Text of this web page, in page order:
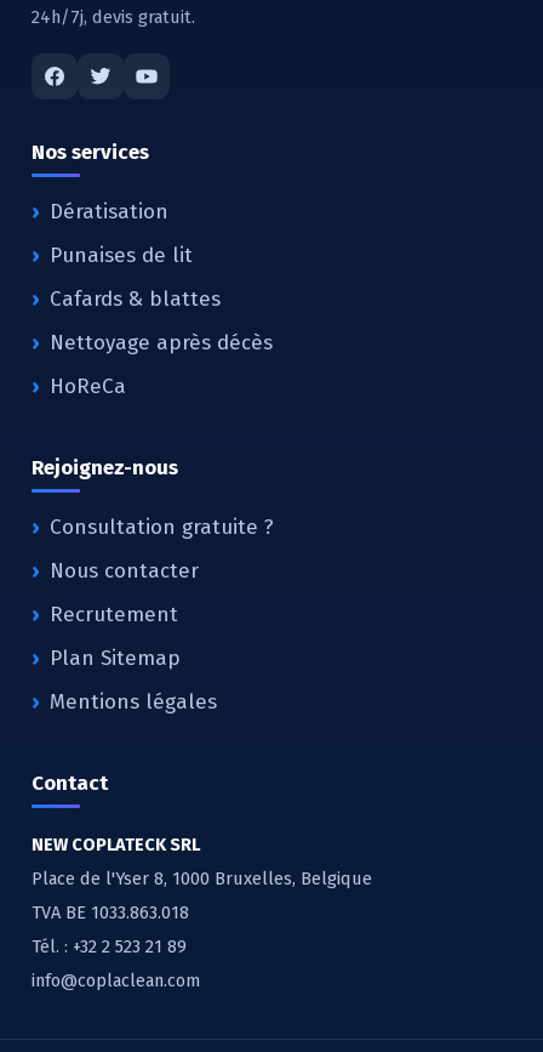
24h/7j, devis gratuit.
Nos services
Dératisation
Punaises de lit
Cafards & blattes
Nettoyage après décès
HoReCa
Rejoignez-nous
Consultation gratuite ?
Nous contacter
Recrutement
Plan Sitemap
Mentions légales
Contact
NEW COPLATECK SRL
Place de l'Yser 8, 1000 Bruxelles, Belgique
TVA BE 1033.863.018
Tél. : +32 2 523 21 89
info@coplaclean.com